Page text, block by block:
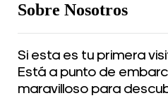
Sobre Nosotros
Si esta es tu primera
Está a punto de
maravilloso para